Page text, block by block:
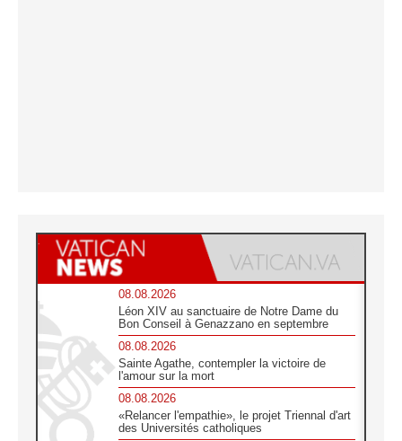
08.08.2026
Léon XIV au sanctuaire de Notre Dame du
Bon Conseil à Genazzano en septembre
08.08.2026
Sainte Agathe, contempler la victoire de
l'amour sur la mort
08.08.2026
«Relancer l'empathie», le projet Triennal d'art
des Universités catholiques